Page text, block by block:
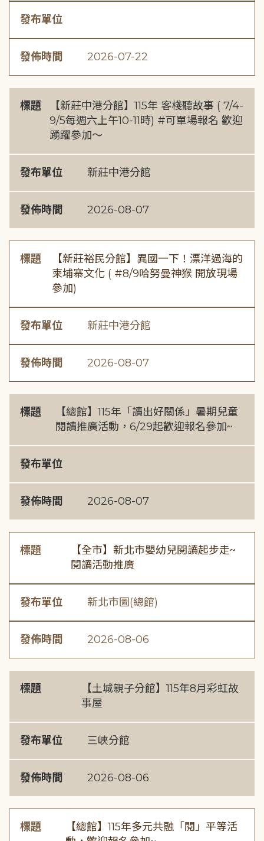
發布單位
發佈時間 2026-07-22
標題
【新莊中港分館】115年 客棧聽故事 ( 7/4-
9/5每週六上午10-11時) #可單場報名 歡迎
踴躍參加～
發布單位 新莊中港分館
發佈時間 2026-08-07
標題
【新莊裕民分館】異國一下！漂洋過海的
柬埔寨文化 ( #8/9哈努曼神猴 開放現場
參加)
發布單位 新莊中港分館
發佈時間 2026-08-07
標題
【總館】115年「讀出好關係」暑期兒童
閱讀推廣活動，6/29起歡迎報名參加~
發布單位
發佈時間 2026-08-07
標題
【全市】新北市嬰幼兒閱讀起步走~
閱讀活動推廣
發布單位 新北市圖(總館)
發佈時間 2026-08-06
標題
【土城親子分館】115年8月彩虹故
事屋
發布單位 三峽分館
發佈時間 2026-08-06
標題
【總館】115年多元共融「閱」平等活